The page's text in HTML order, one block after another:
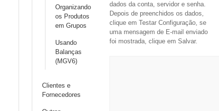
Organizando
os Produtos
em Grupos
Usando
Balanças
(MGV6)
Clientes e
Fornecedores
dados da conta, servidor e senha.
Depois de preenchidos os dados,
clique em Testar Configuração, se
uma mensagem de E-mail enviado
foi mostrada, clique em Salvar.